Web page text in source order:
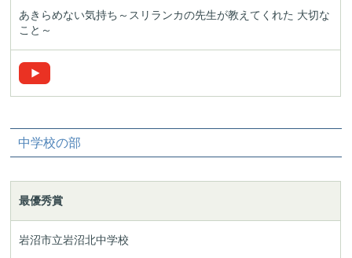
あきらめない気持ち ～スリランカの先生が教えてくれた 大切な
こと～
中学校の部
最優秀賞
岩沼市立岩沼北中学校